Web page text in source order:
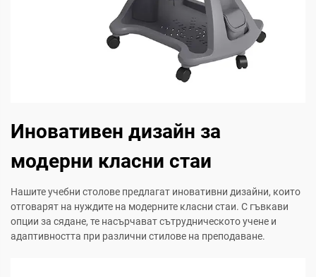
Иновативен дизайн за
модерни класни стаи
Нашите учебни столове предлагат иновативни дизайни, които
отговарят на нуждите на модерните класни стаи. С гъвкави
опции за сядане, те насърчават сътрудническото учене и
адаптивността при различни стилове на преподаване.